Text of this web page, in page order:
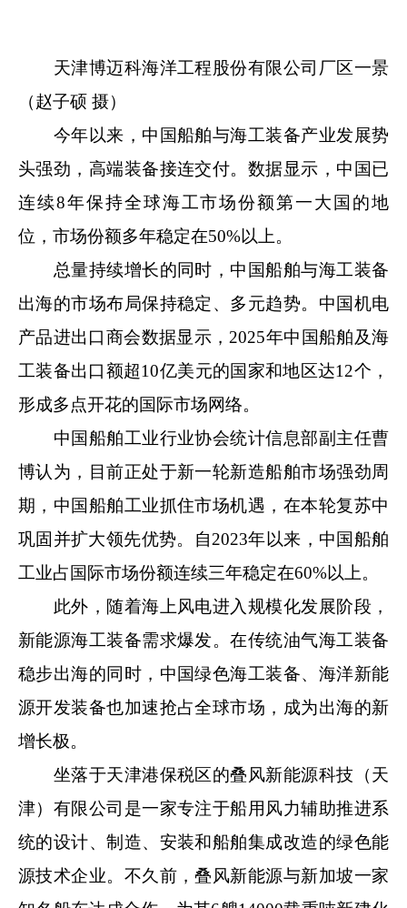
天津博迈科海洋工程股份有限公司厂区一景
（赵子硕 摄）
今年以来，中国船舶与海工装备产业发展势
头强劲，高端装备接连交付。数据显示，中国已
连续8年保持全球海工市场份额第一大国的地
位，市场份额多年稳定在50%以上。
总量持续增长的同时，中国船舶与海工装备
出海的市场布局保持稳定、多元趋势。中国机电
产品进出口商会数据显示，2025年中国船舶及海
工装备出口额超10亿美元的国家和地区达12个，
形成多点开花的国际市场网络。
中国船舶工业行业协会统计信息部副主任曹
博认为，目前正处于新一轮新造船舶市场强劲周
期，中国船舶工业抓住市场机遇，在本轮复苏中
巩固并扩大领先优势。自2023年以来，中国船舶
工业占国际市场份额连续三年稳定在60%以上。
此外，随着海上风电进入规模化发展阶段，
新能源海工装备需求爆发。在传统油气海工装备
稳步出海的同时，中国绿色海工装备、海洋新能
源开发装备也加速抢占全球市场，成为出海的新
增长极。
坐落于天津港保税区的叠风新能源科技（天
津）有限公司是一家专注于船用风力辅助推进系
统的设计、制造、安装和船舶集成改造的绿色能
源技术企业。不久前，叠风新能源与新加坡一家